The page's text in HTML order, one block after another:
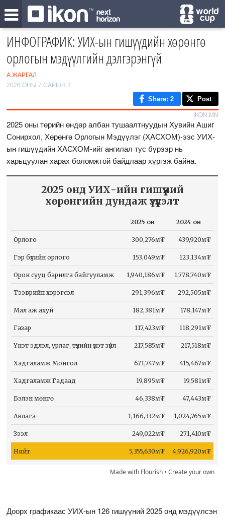
ИНФОГРАФИК: УИХ-ын гишүүдийн хөрөнгө
орлогын мэдүүлгийн дэлгэрэнгүй
A.ЖАРГАЛ
2026 ОНЫ 7 САРЫН 3
Share: 2 Post
IKON.MN
2025 оны төрийн өндөр албан тушаалтнуудын Хувийн Ашиг
Сонирхол, Хөрөнгө Орлогын Мэдүүлэг (ХАСХОМ)-ээс УИХ-
ын гишүүдийн ХАСХОМ-ийг ангилал тус бүрээр нь
харьцуулан харах боломжтой байдлаар хүргэж байна.
Made with Flourish • Create your own
Доорх графикаас УИХ-ын 126 гишүүний 2025 онд мэдүүлсэн